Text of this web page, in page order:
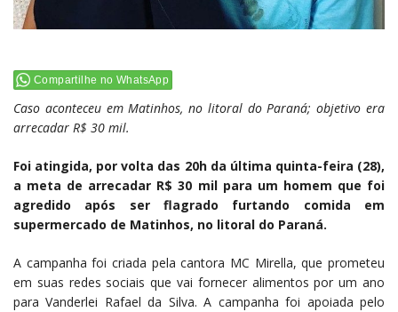
Compartilhe no WhatsApp
Caso aconteceu em Matinhos, no litoral do Paraná; objetivo era
arrecadar R$ 30 mil.
Foi atingida, por volta das 20h da última quinta-feira (28),
a meta de arrecadar R$ 30 mil para um homem que foi
agredido após ser flagrado furtando comida em
supermercado de Matinhos, no litoral do Paraná.
A campanha foi criada pela cantora MC Mirella, que prometeu
em suas redes sociais que vai fornecer alimentos por um ano
para Vanderlei Rafael da Silva. A campanha foi apoiada pelo